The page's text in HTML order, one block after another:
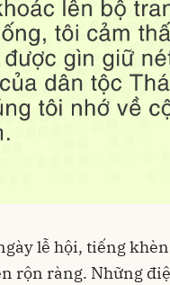
lễ hội, tiếng
rộn ràng. Những